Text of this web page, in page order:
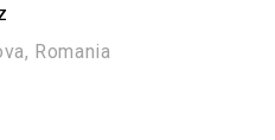
Romania